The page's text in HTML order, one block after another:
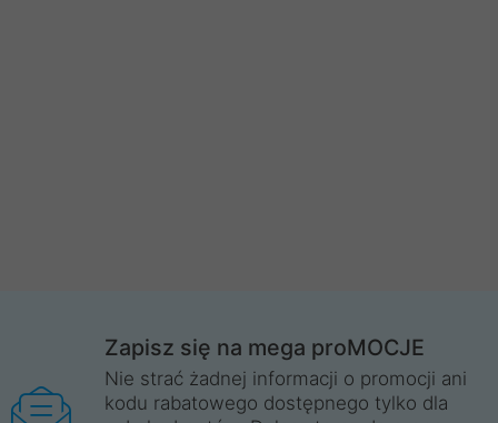
Zapisz się na mega proMOCJE
Nie strać żadnej informacji o promocji ani
kodu rabatowego dostępnego tylko dla